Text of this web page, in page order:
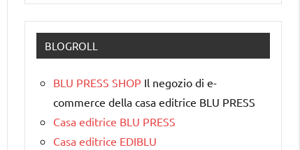
BLOGROLL
BLU PRESS SHOP Il negozio di e-
commerce della casa editrice BLU PRESS
Casa editrice BLU PRESS
Casa editrice EDIBLU